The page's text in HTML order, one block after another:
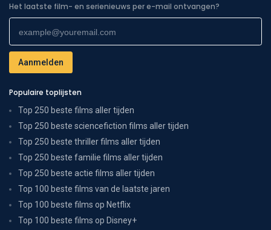
Het laatste film- en serienieuws per e-mail ontvangen?
Populaire toplijsten
Top 250 beste films aller tijden
Top 250 beste sciencefiction films aller tijden
Top 250 beste thriller films aller tijden
Top 250 beste familie films aller tijden
Top 250 beste actie films aller tijden
Top 100 beste films van de laatste jaren
Top 100 beste films op Netflix
Top 100 beste films op Disney+